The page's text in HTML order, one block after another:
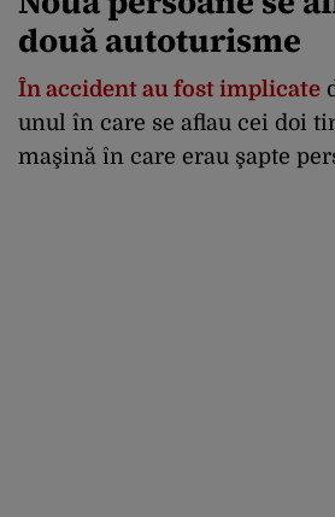
două autoturisme
În accident au fost implicate
unul în care se aflau cei doi
maşină în care erau şapte